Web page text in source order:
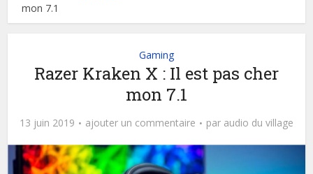
mon 7.1
Gaming
Razer Kraken X : Il est pas cher
mon 7.1
13 juin 2019 ajouter un commentaire par audio du village